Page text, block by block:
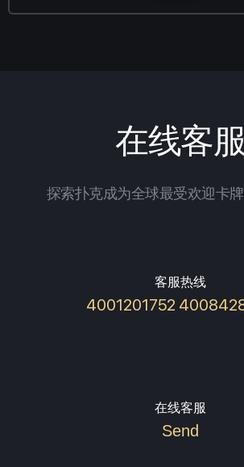
在线客服
探索扑克成为全球最受欢迎卡
客服热线
4001201752
在线客服
Send